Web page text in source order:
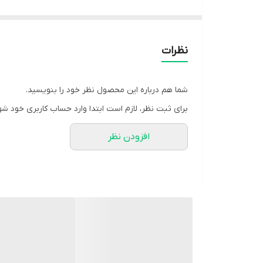
استفاده از متریال باکیفیت، طراحی ارگونومیک و
مراقبت از بیمار در منزل** گزینه‌ای مناسب و قابل
نظرات
شما هم درباره این محصول نظر خود را بنویسید.
برای ثبت نظر، لازم است ابتدا وارد حساب کاربری خود
افزودن نظر